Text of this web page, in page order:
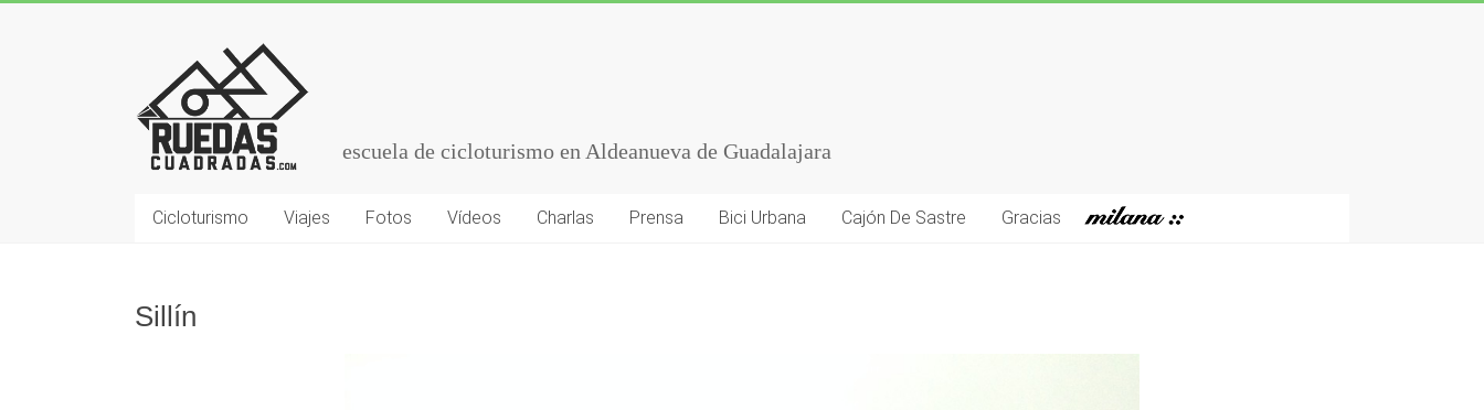
escuela de cicloturismo en Aldeanueva de Guadalajara
Cicloturismo Viajes Fotos Vídeos Charlas Prensa Bici Urbana Cajón De Sastre Gracias
Sillín